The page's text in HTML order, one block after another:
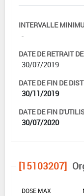
INTERVALLE
-
DATE DE RETRAIT
30/07/2019
DATE DE FIN DE
30/11/2019
DATE DE FIN
30/07/2020
[15103207]
DOSE MAX